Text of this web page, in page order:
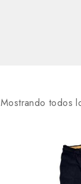
Mostrando todos